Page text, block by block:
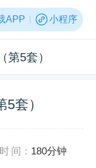
APP 小程序
第5套）
套）
间 ： 180分钟